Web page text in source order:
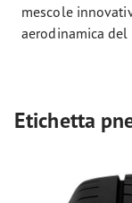
mescole
aerodinamica
Etichetta